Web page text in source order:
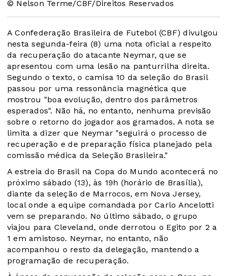
© Nelson Terme/CBF/Direitos Reservados
A Confederação Brasileira de Futebol (CBF) divulgou
nesta segunda-feira (8) uma nota oficial a respeito
da recuperação do atacante Neymar, que se
apresentou com uma lesão na panturrilha direita.
Segundo o texto, o camisa 10 da seleção do Brasil
passou por uma ressonância magnética que
mostrou "boa evolução, dentro dos parâmetros
esperados". Não há, no entanto, nenhuma previsão
sobre o retorno do jogador aos gramados. A nota se
limita a dizer que Neymar "seguirá o processo de
recuperação e de preparação física planejado pela
comissão médica da Seleção Brasileira."
A estreia do Brasil na Copa do Mundo acontecerá no
próximo sábado (13), às 19h (horário de Brasília),
diante da seleção de Marrocos, em Nova Jersey,
local onde a equipe comandada por Carlo Ancelotti
vem se preparando. No último sábado, o grupo
viajou para Cleveland, onde derrotou o Egito por 2 a
1 em amistoso. Neymar, no entanto, não
acompanhou o resto da delegação, mantendo a
programação de recuperação.